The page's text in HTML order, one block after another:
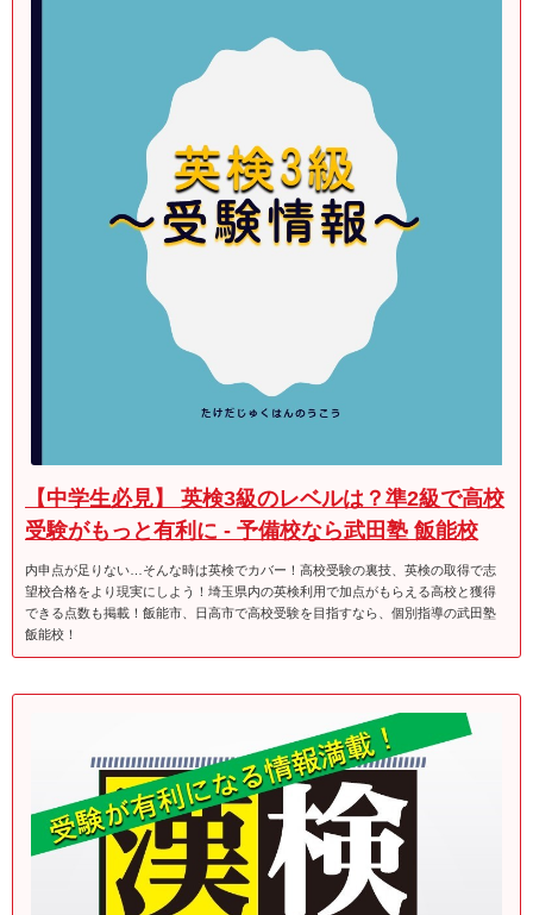
【中学生必見】 英検3級のレベルは？準2級で高校
受験がもっと有利に - 予備校なら武田塾 飯能校
内申点が足りない…そんな時は英検でカバー！高校受験の裏技、英検の取得で志
望校合格をより現実にしよう！埼玉県内の英検利用で加点がもらえる高校と獲得
できる点数も掲載！飯能市、日高市で高校受験を目指すなら、個別指導の武田塾
飯能校！